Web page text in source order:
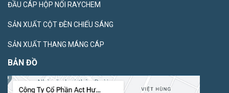
ĐẦU CÁP HỘP NỐI RAYCHEM
SẢN XUẤT CỘT ĐÈN CHIẾU SÁNG
SẢN XUẤT THANG MÁNG CÁP
BẢN ĐỒ